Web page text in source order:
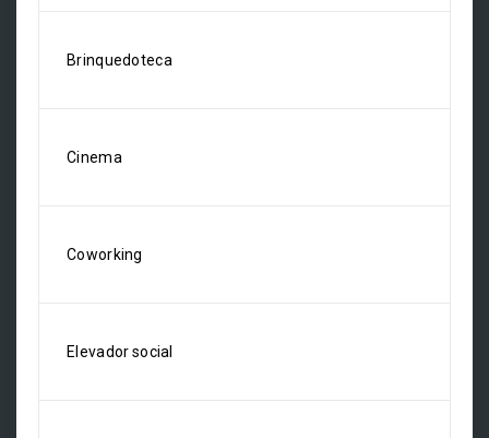
Brinquedoteca
Cinema
Coworking
Elevador social